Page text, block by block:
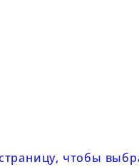
чтобы